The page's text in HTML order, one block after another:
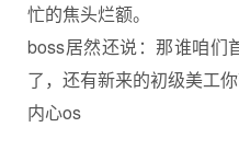
忙的焦头烂额。
boss居然还说：那谁咱们
了，还有新来的初级美工你
内心os